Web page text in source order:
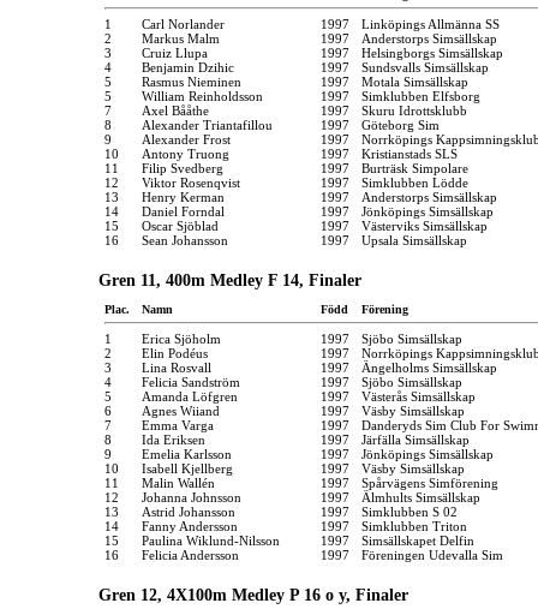
1 Carl Norlander 1997
Linköpings Allmänna SS
2
Markus Malm 1997
Anderstorps Simsällskap
3
Cruiz Llupa 1997
Helsingborgs Simsällskap
4
Benjamin Dzihic 1997
Sundsvalls Simsällskap
5
Rasmus Nieminen 1997
Motala Simsällskap
5
William Reinholdsson 1997
Simklubben Elfsborg
7
Axel Bååthe 1997
Skuru Idrottsklubb
8
Alexander Triantafillou 1997
Göteborg Sim
9
Alexander Frost 1997
Norrköpings
10
Antony Truong 1997
Kristianstads SLS
11
Filip Svedberg 1997
Burträsk Simpolare
12
Viktor Rosenqvist 1997
Simklubben Lödde
13
Henry Kerman 1997
Anderstorps Simsällskap
14
Daniel Forndal 1997
Jönköpings Simsällskap
15
Oscar Sjöblad 1997
Västerviks Simsällskap
16
Sean Johansson 1997 Upsala Simsällskap
Gren 11, 400m Medley F 14, Finaler
Plac. Namn Född Förening
1 Erica Sjöholm 1997
Sjöbo Simsällskap
2
Elin Podéus 1997
Norrköpings
3
Lina Rosvall 1997
Ängelholms Simsällskap
4
Felicia Sandström 1997
Sjöbo Simsällskap
5
Amanda Löfgren 1997
Västerås Simsällskap
6
Agnes Wiiand 1997
Väsby Simsällskap
7
Emma Varga 1997
Danderyds Sim Club For
8
Ida Eriksen 1997
Järfälla Simsällskap
9
Emelia Karlsson 1997
Jönköpings Simsällskap
10
Isabell Kjellberg 1997
Väsby Simsällskap
11
Malin Wallén 1997
Spårvägens Simförening
12
Johanna Johnsson 1997
Älmhults Simsällskap
13
Astrid Johansson 1997
Simklubben S 02
14
Fanny Andersson 1997
Simklubben Triton
15
Paulina Wiklund-Nilsson 1997
Simsällskapet Delfin
16
Felicia Andersson 1997 Föreningen Udevalla Sim
Gren 12, 4X100m Medley P 16 o y, Finaler